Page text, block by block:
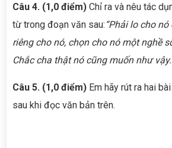
Câu 4. (1,0 điểm) Chỉ ra và nêu tác
từ trong đoạn văn sau: “Phải lo cho nó
riêng cho nó, chọn cho nó một nghề
Chắc cha thật nó cũng muốn như vậy.
Câu 5. (1,0 điểm) Em hãy rút ra hai
sau khi đọc văn bản trên.